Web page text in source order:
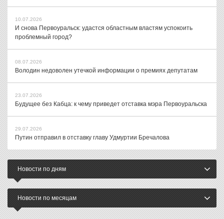
10.07.2026
И снова Первоуральск: удастся областным властям успокоить
проблемный город?
08.07.2026
Володин недоволен утечкой информации о премиях депутатам
23.07.2026
Будущее без Кабца: к чему приведет отставка мэра Первоуральска
29.07.2026
Путин отправил в отставку главу Удмуртии Бречалова
Новости по дням
Новости по месяцам